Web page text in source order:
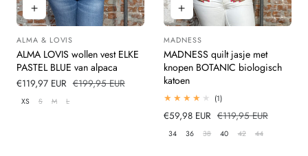
Leverancier:
ALMA & LOVIS
ALMA LOVIS wollen vest ELKE
PASTEL BLUE van alpaca
Verkoopprijs
€119,97 EUR Normale
€199,95 EUR
XS S M L
Leverancier:
MADNESS
MADNESS quilt jasje met
knopen BOTANIC biologisch
katoen
(1)1
beoordelingen
Verkoopprijs
€59,98 EUR Normale
prijs
€119,95 EUR
34 36 38 40 42 44